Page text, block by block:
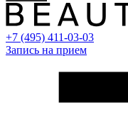
+7 (495) 411-03-03
Запись на прием